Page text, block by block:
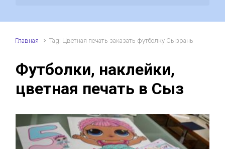
Главная Tag: Цветная печать заказать футболку Сызрань
Футболки, наклейки,
цветная печать в Сыз